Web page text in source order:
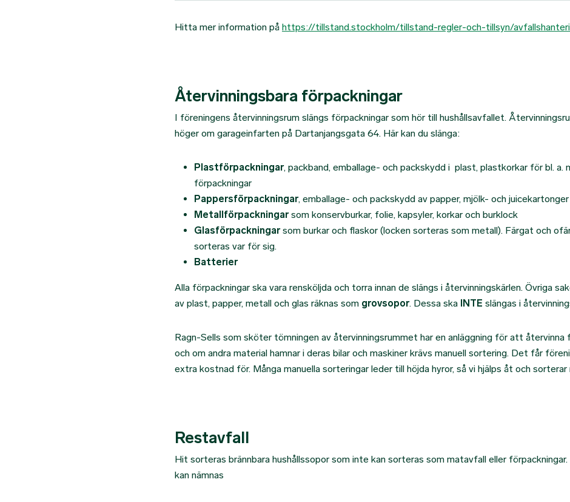
Hitta mer information på https://tillstand.stockholm/tillstand-regler-och-tillsyn/
Återvinningsbara förpackningar
I föreningens återvinningsrum slängs förpackningar som hör till hushållsavfallet.
höger om garageinfarten på Dartanjangsgata 64. Här kan du slänga:
Plastförpackningar, packband, emballage- och packskydd i plast, plastkorkar för bl. a.
förpackningar
Pappersförpackningar, emballage- och packskydd av papper, mjölk- och juicekartonger
Metallförpackningarsom konservburkar, folie, kapsyler, korkar och burklock
Glasförpackningarsom burkar och flaskor (locken sorteras som metall). Färgat och
sorteras var för sig.
Batterier
Alla förpackningar ska vara rensköljda och torra innan de slängs i återvinningskärlen. Övriga
av plast, papper, metall och glas räknas som grovsopor. Dessa ska INTE slängas i
Ragn-Sells som sköter tömningen av återvinningsrummet har en anläggning för att återvinna
och om andra material hamnar i deras bilar och maskiner krävs manuell sortering. Det får
extra kostnad för. Många manuella sorteringar leder till höjda hyror, så vi hjälps åt och
Restavfall
Hit sorteras brännbara hushållssopor som inte kan sorteras som matavfall eller
kan nämnas